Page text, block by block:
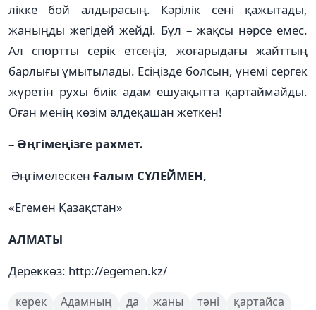
лікке бой алдырасың. Кәрілік сені қажы­тады,
жаныңды жегідей жейді. Бұл – жақсы нәрсе емес.
Ал спорт­­ты серік етсеңіз, жоға­ры­дағы жайттың
барлығы ұмы­ты­лады. Есіңізде болсын, үнемі сер­гек
жүретін рухы биік адам еш­­уақытта қартаймайды.
Оған менің көзім әлдеқашан жеткен!
– Әңгімеңізге рахмет.
Әңгімелескен Ғалым СҮЛЕЙМЕН,
«Егемен Қазақстан»
АЛМАТЫ
Дереккөз: http://egemen.kz/
керек Адамның да жаны тәні
қартайса